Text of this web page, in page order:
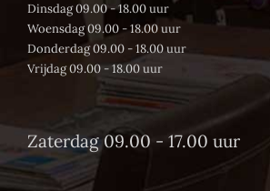
Dinsdag 09.00 - 18.00 uur
Woensdag 09.00 - 18.00 uur
Donderdag 09.00 - 18.00 uur
Vrijdag 09.00 - 18.00 uur
Zaterdag 09.00 - 17.00 uur